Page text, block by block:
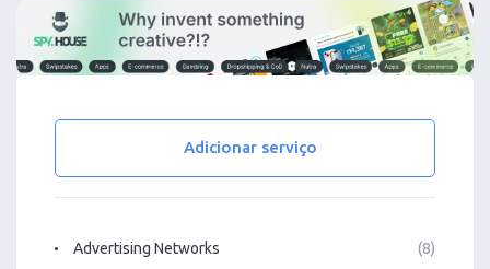
Adicionar serviço
Advertising Networks (8)